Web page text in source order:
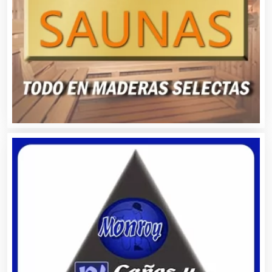
Automóviles Nuevos y Usados
Autopartes Eléctricas
Avaluos